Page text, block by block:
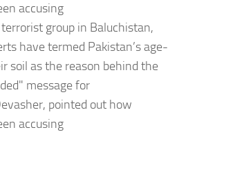
accusing
group in Baluchistan,
have termed Pakistan’s age-
soil as the reason behind the
message for
pointed out how
accusing